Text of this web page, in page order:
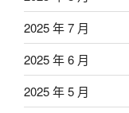
2025 年 7 月
2025 年 6 月
2025 年 5 月